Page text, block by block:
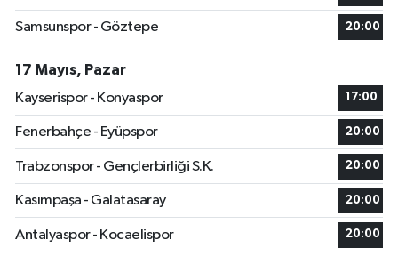
Samsunspor - Göztepe 20:00
17 Mayıs, Pazar
Kayserispor - Konyaspor
17:00
Fenerbahçe - Eyüpspor 20:00
Trabzonspor - Gençlerbirliği S.K. 20:00
Kasımpaşa - Galatasaray 20:00
Antalyaspor - Kocaelispor 20:00